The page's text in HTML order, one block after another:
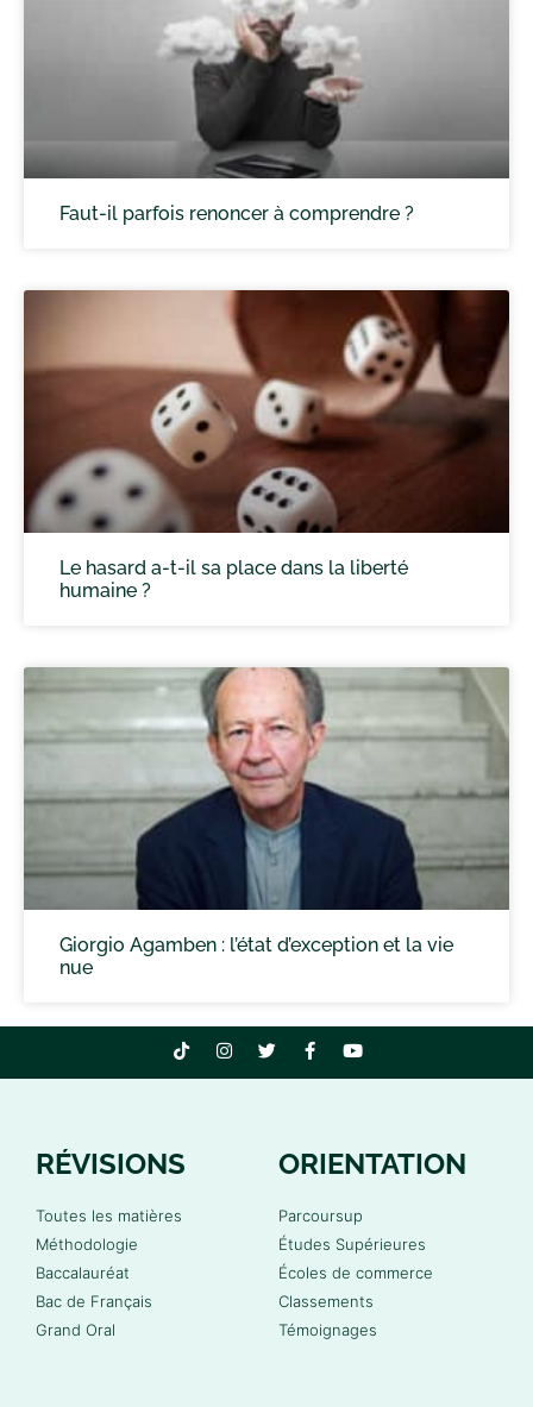
Faut-il parfois renoncer à comprendre ?
Le hasard a-t-il sa place dans la liberté
humaine ?
Giorgio Agamben : l’état d’exception et la vie
nue
RÉVISIONS
Toutes les matières
Méthodologie
Baccalauréat
Bac de Français
Grand Oral
ORIENTATION
Parcoursup
Études Supérieures
Écoles de commerce
Classements
Témoignages